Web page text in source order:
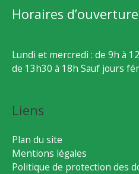
Horaires
Lundi et mercredi : de 9h à
de 13h30 à 18h Sauf jours
Liens
Plan du site
Mentions légales
Politique de protection des